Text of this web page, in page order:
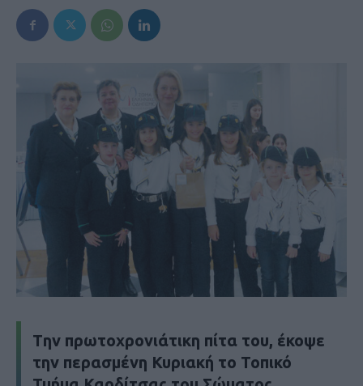
Tην πρωτοχρονιάτικη πίτα του, έκοψε
την περασμένη Κυριακή το Τοπικό